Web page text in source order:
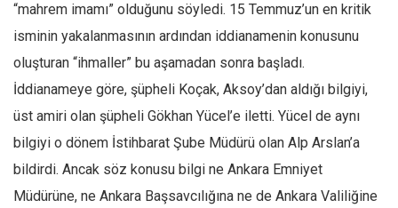
“mahrem imamı” olduğunu söyledi. 15 Temmuz’un en kritik
isminin yakalanmasının ardından iddianamenin konusunu
oluşturan “ihmaller” bu aşamadan sonra başladı.
İddianameye göre, şüpheli Koçak, Aksoy’dan aldığı bilgiyi,
üst amiri olan şüpheli Gökhan Yücel’e iletti. Yücel de aynı
bilgiyi o dönem İstihbarat Şube Müdürü olan Alp Arslan’a
bildirdi. Ancak söz konusu bilgi ne Ankara Emniyet
Müdürüne, ne Ankara Başsavcılığına ne de Ankara Valiliğine